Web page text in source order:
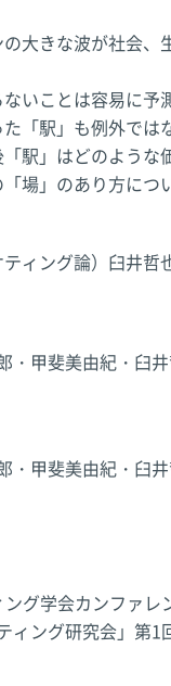
大きな波が社会、
いことは容易に予
「駅」も例外では
駅」はどのような
場」のあり方につ
ィング論）臼井哲
・甲斐美由紀・臼
・甲斐美由紀・臼
グ学会カンファレ
ィング研究会」第1